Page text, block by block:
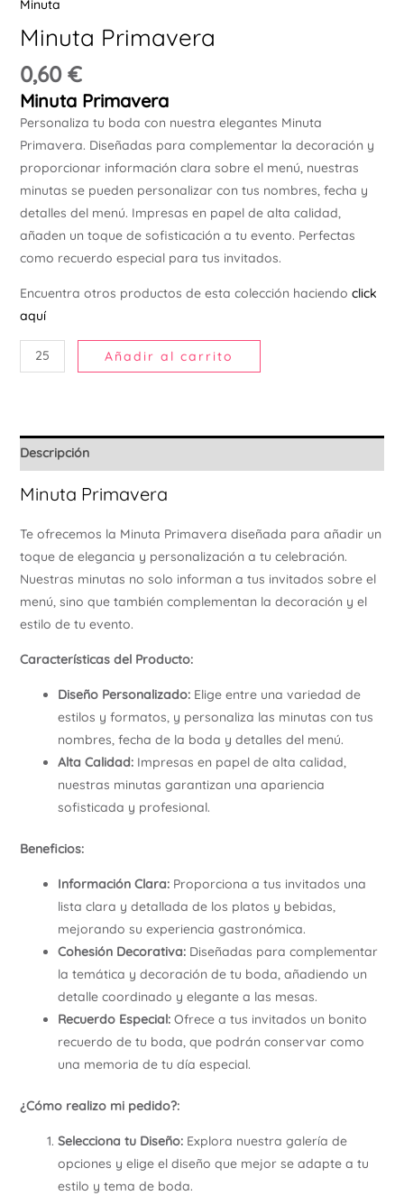
Minuta
Minuta Primavera
0,60 €
Minuta Primavera
Personaliza tu boda con nuestra elegantes Minuta
Primavera. Diseñadas para complementar la decoración y
proporcionar información clara sobre el menú, nuestras
minutas se pueden personalizar con tus nombres, fecha y
detalles del menú. Impresas en papel de alta calidad,
añaden un toque de sofisticación a tu evento. Perfectas
como recuerdo especial para tus invitados.
Encuentra otros productos de esta colección haciendo click
aquí
Añadir al carrito
Descripción
Minuta Primavera
Te ofrecemos la Minuta Primavera diseñada para añadir un
toque de elegancia y personalización a tu celebración.
Nuestras minutas no solo informan a tus invitados sobre el
menú, sino que también complementan la decoración y el
estilo de tu evento.
Características del Producto:
Diseño Personalizado:Elige entre una variedad de
estilos y formatos, y personaliza las minutas con tus
nombres, fecha de la boda y detalles del menú.
Alta Calidad:Impresas en papel de alta calidad,
nuestras minutas garantizan una apariencia
sofisticada y profesional.
Beneficios:
Información Clara:Proporciona a tus invitados una
lista clara y detallada de los platos y bebidas,
mejorando su experiencia gastronómica.
Cohesión Decorativa:Diseñadas para complementar
la temática y decoración de tu boda, añadiendo un
detalle coordinado y elegante a las mesas.
Recuerdo Especial:Ofrece a tus invitados un bonito
recuerdo de tu boda, que podrán conservar como
una memoria de tu día especial.
¿Cómo realizo mi pedido?:
Selecciona tu Diseño:Explora nuestra galería de
opciones y elige el diseño que mejor se adapte a tu
estilo y tema de boda.